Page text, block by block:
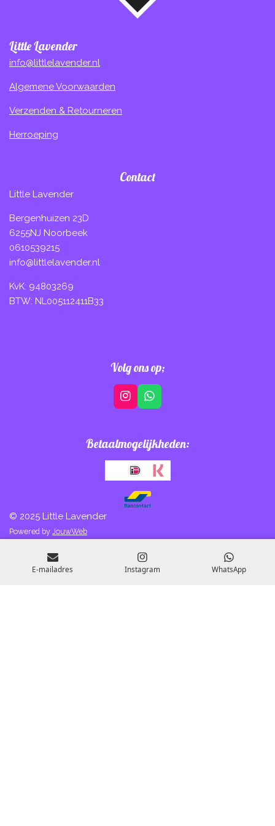
Little Lavender
info@littlelavender.nl
Algemene Voorwaarden
Verzenden & Retourneren
Herroeping
Contact
Little Lavender
Bergenhuizen 23D
6255NJ Noorbeek
0610539215
info@littlelavender.nl
KvK: 94803269
BTW: NL005112411B33
Volg ons op;
I
n
a
a
W
h
s
p
p
Betaalmogelijkheden:
© 2025 Little Lavender
Powered by JouwWeb
E-mailadres Instagram WhatsApp